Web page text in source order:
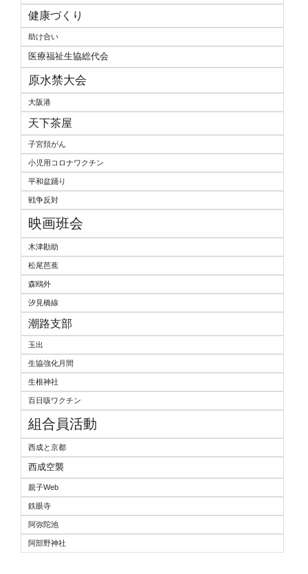
健康づくり
助け合い
医療福祉生協総代会
原水禁大会
大阪港
天下茶屋
子宮頚がん
小児用コロナワクチン
平和盆踊り
戦争反対
映画班会
木津勘助
松尾芭蕉
森鴎外
汐見橋線
潮路支部
玉出
生協強化月間
生根神社
百日咳ワクチン
組合員活動
西成と京都
西成空襲
親子Web
鉄眼寺
阿弥陀池
阿部野神社